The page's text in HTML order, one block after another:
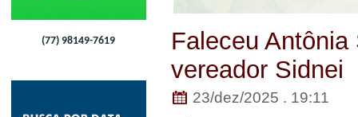
(77) 98149-7619
Faleceu
vereador Sidnei
23/dez/2025 . 19:11